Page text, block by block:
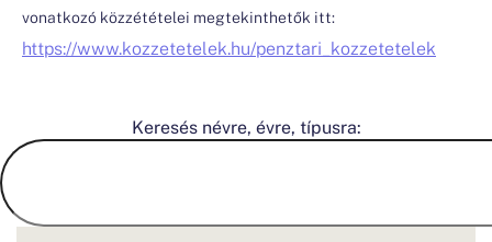
vonatkozó közzétételei megtekinthetők itt:
https://www.kozzetetelek.hu/penztari_kozzetetelek
Keresés névre, évre, típusra: